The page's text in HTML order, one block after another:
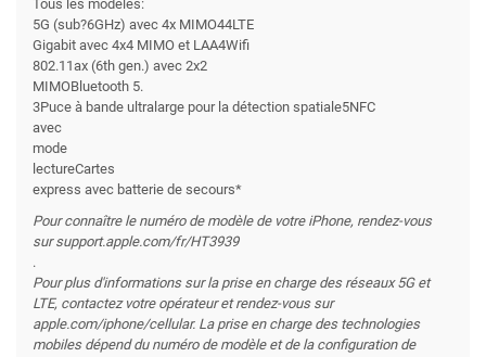
Tous les modèles:
5G (sub?6GHz) avec 4x MIMO44LTE
Gigabit avec 4x4 MIMO et LAA4Wifi
802.11ax (6th gen.) avec 2x2
MIMOBluetooth 5.
3Puce à bande ultralarge pour la détection spatiale5NFC
avec
mode
lectureCartes
express avec batterie de secours*
Pour connaître le numéro de modèle de votre iPhone, rendez-vous
sur support.apple.com/fr/HT3939
.
Pour plus d'informations sur la prise en charge des réseaux 5G et
LTE, contactez votre opérateur et rendez-vous sur
apple.com/iphone/cellular. La prise en charge des technologies
mobiles dépend du numéro de modèle et de la configuration de